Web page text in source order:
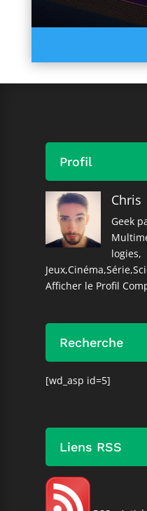
Profil
Chris
Geek
logies,
Afficher le Profil
Recherche
[wd_asp id=5]
Liens RSS